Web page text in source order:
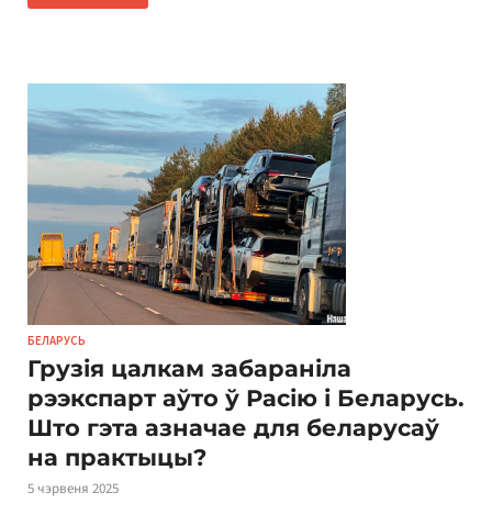
БЕЛАРУСЬ
Грузія цалкам забараніла
рээкспарт аўто ў Расію і Беларусь.
Што гэта азначае для беларусаў
на практыцы?
5 чэрвеня 2025